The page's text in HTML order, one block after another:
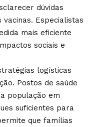
dúvidas
Especialistas
mais eficiente
sociais e
logísticas
Postos de saúde
população em
suficientes para
que famílias